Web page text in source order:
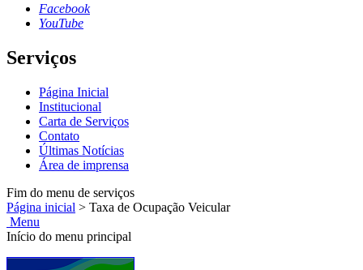
Facebook
YouTube
Serviços
Página Inicial
Institucional
Carta de Serviços
Contato
Últimas Notícias
Área de imprensa
Fim do menu de serviços
Página inicial > Taxa de Ocupação Veicular
Menu
Início do menu principal